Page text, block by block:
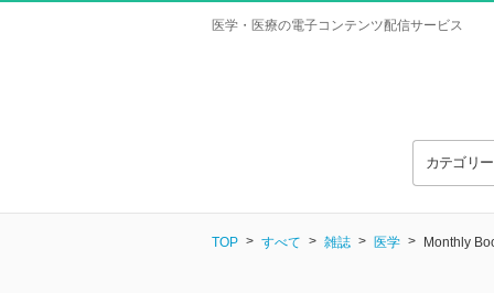
医学・医療の電子コンテンツ配信サービス
カテゴリ
TOP すべて 雑誌 医学 Monthly